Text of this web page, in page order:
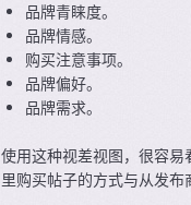
品牌青睐度。
品牌情感。
购买注意事项。
品牌偏好。
品牌需求。
使用这种视差视图，很容
里购买帖子的方式与从发布